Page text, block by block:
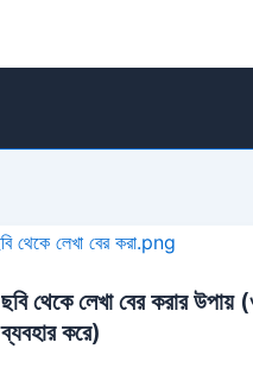
ছবি থেকে লেখা বের করার
ব্যবহার করে)